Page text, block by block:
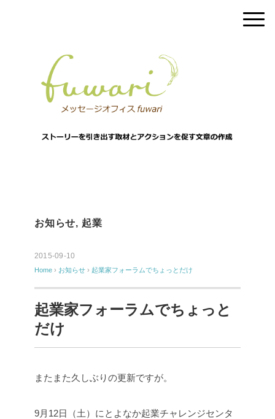
お知らせ, 起業
2015-09-10
Home › お知らせ › 起業家フォーラムでちょっとだけ
起業家フォーラムでちょっと
だけ
またまた久しぶりの更新ですが。
9月12日（土）にとよなか起業チャレンジセンタ